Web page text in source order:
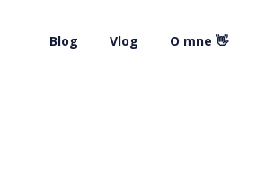
Blog Vlog O mne 👋